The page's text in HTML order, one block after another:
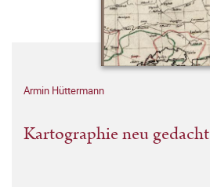
Armin Hüttermann
Kartographie neu gedacht